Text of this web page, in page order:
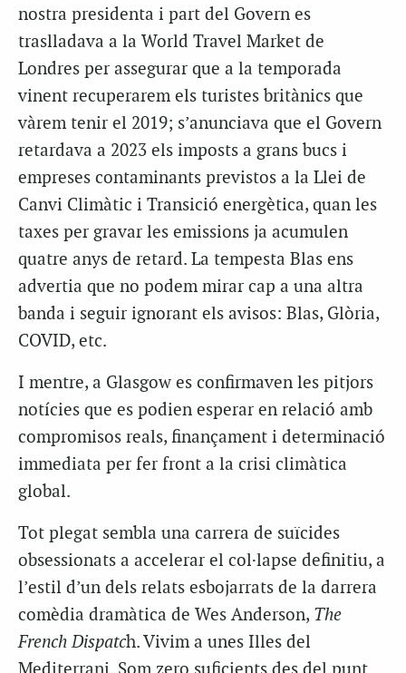
nostra presidenta i part del Govern es
traslladava a la World Travel Market de
Londres per assegurar que a la temporada
vinent recuperarem els turistes britànics que
vàrem tenir el 2019; s’anunciava que el Govern
retardava a 2023 els imposts a grans bucs i
empreses contaminants previstos a la Llei de
Canvi Climàtic i Transició energètica, quan les
taxes per gravar les emissions ja acumulen
quatre anys de retard. La tempesta Blas ens
advertia que no podem mirar cap a una altra
banda i seguir ignorant els avisos: Blas, Glòria,
COVID, etc.
I mentre, a Glasgow es confirmaven les pitjors
notícies que es podien esperar en relació amb
compromisos reals, finançament i determinació
immediata per fer front a la crisi climàtica
global.
Tot plegat sembla una carrera de suïcides
obsessionats a accelerar el col·lapse definitiu, a
l’estil d’un dels relats esbojarrats de la darrera
comèdia dramàtica de Wes Anderson, The
French Dispatch. Vivim a unes Illes del